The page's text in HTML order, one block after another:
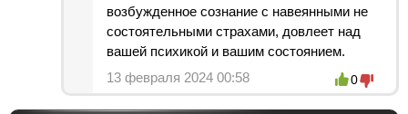
возбужденное сознание с навеянными не
состоятельными страхами, довлеет над
вашей психикой и вашим состоянием.
13 февраля 2024 00:58
0